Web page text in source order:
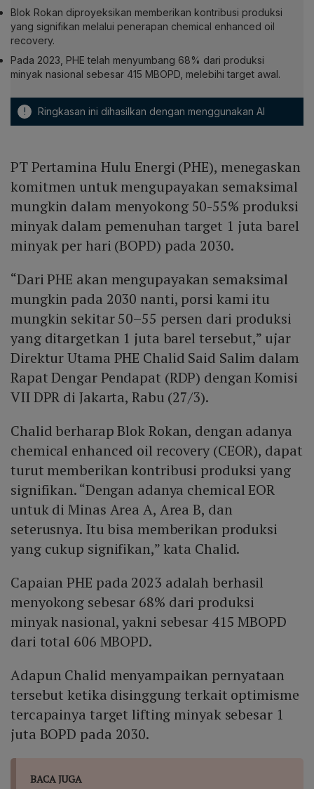
Blok Rokan diproyeksikan memberikan kontribusi produksi
yang signifikan melalui penerapan chemical enhanced oil
recovery.
Pada 2023, PHE telah menyumbang 68% dari produksi
minyak nasional sebesar 415 MBOPD, melebihi target awal.
! Ringkasan ini dihasilkan dengan menggunakan AI
PT Pertamina Hulu Energi (PHE), menegaskan
komitmen untuk mengupayakan semaksimal
mungkin dalam menyokong 50-55% produksi
minyak dalam pemenuhan target 1 juta barel
minyak per hari (BOPD) pada 2030.
“Dari PHE akan mengupayakan semaksimal
mungkin pada 2030 nanti, porsi kami itu
mungkin sekitar 50–55 persen dari produksi
yang ditargetkan 1 juta barel tersebut,” ujar
Direktur Utama PHE Chalid Said Salim dalam
Rapat Dengar Pendapat (RDP) dengan Komisi
VII DPR di Jakarta, Rabu (27/3).
Chalid berharap Blok Rokan, dengan adanya
chemical enhanced oil recovery (CEOR), dapat
turut memberikan kontribusi produksi yang
signifikan. “Dengan adanya chemical EOR
untuk di Minas Area A, Area B, dan
seterusnya. Itu bisa memberikan produksi
yang cukup signifikan,” kata Chalid.
Capaian PHE pada 2023 adalah berhasil
menyokong sebesar 68% dari produksi
minyak nasional, yakni sebesar 415 MBOPD
dari total 606 MBOPD.
Adapun Chalid menyampaikan pernyataan
tersebut ketika disinggung terkait optimisme
tercapainya target lifting minyak sebesar 1
juta BOPD pada 2030.
BACA JUGA